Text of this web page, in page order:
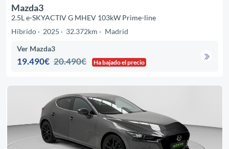
Mazda3
2.5L e-SKYACTIV G MHEV 103kW Prime-line
Híbrido
2025 32.372km Madrid
Ver Mazda3
19.490€ 20.490€ Ha bajado el precio